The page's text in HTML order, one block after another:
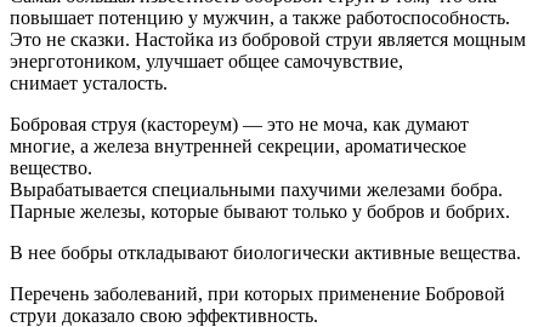
повышает потенцию у мужчин, а также работоспособность.
Это не сказки. Настойка из бобровой струи является мощным
энерготоником, улучшает общее самочувствие,
снимает усталость.
Бобровая струя (кастореум) — это не моча, как думают
многие, а железа внутренней секреции, ароматическое
вещество.
Вырабатывается специальными пахучими железами бобра.
Парные железы, которые бывают только у бобров и бобрих.
В нее бобры откладывают биологически активные вещества.
Перечень заболеваний, при которых применение Бобровой
струи доказало свою эффективность.